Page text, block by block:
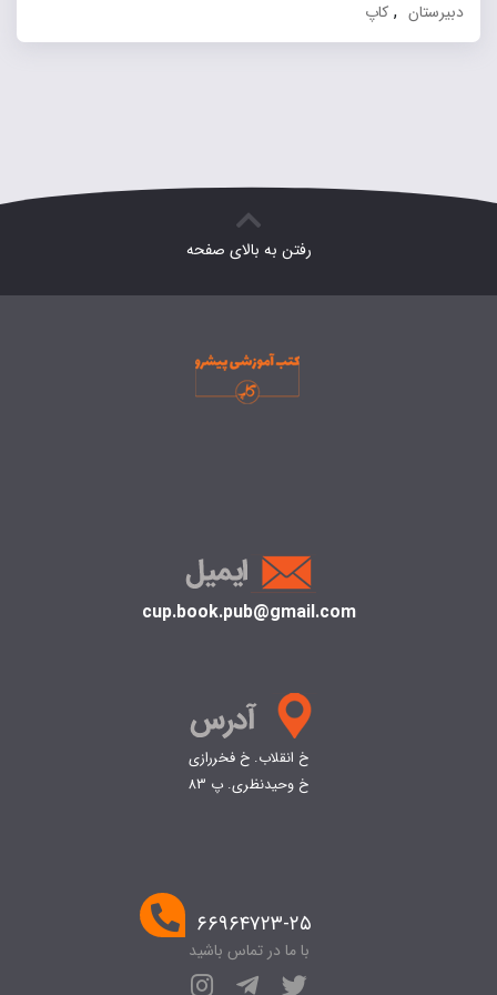
دبیرستان , کاپ
رفتن به بالای صفحه
cup.book.pub@gmail.com
خ انقلاب. خ فخررازی
خ وحیدنظری. پ 83
۶۶۹۶۴۷۲۳-۲۵
با ما در تماس باشید